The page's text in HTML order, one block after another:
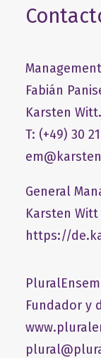
Management
Fabián
Karsten Witt.
T: (+49) 30
General
​Karsten Witt
https://
Fundador y